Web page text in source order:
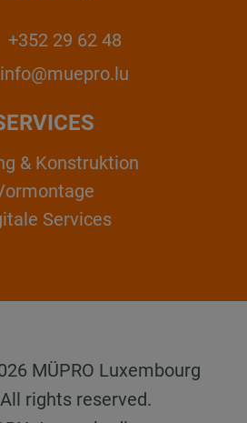
+352 29 62 48
info@muepro.lu
& Konstruktion
Services
MÜPRO Luxembourg
rights reserved.